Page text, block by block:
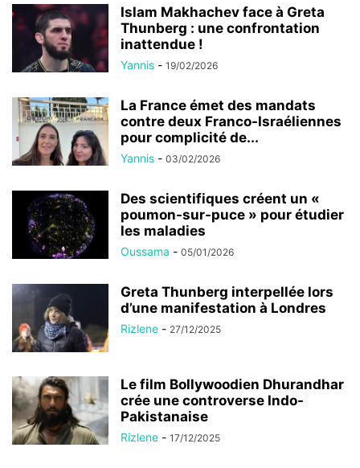
Islam Makhachev face à Greta
Thunberg : une confrontation
inattendue !
Yannis - 19/02/2026
La France émet des mandats
contre deux Franco-Israéliennes
pour complicité de...
Yannis - 03/02/2026
Des scientifiques créent un «
poumon-sur-puce » pour étudier
les maladies
Oussama - 05/01/2026
Greta Thunberg interpellée lors
d’une manifestation à Londres
Rizlene - 27/12/2025
Le film Bollywoodien Dhurandhar
crée une controverse Indo-
Pakistanaise
Rizlene - 17/12/2025